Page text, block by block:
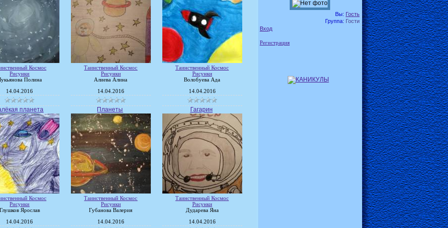
Космос
Рисунки
Полина
14.04.2016
Таинственный Космос
Рисунки
Алиева Алина
14.04.2016
Таинственный Космос
Рисунки
Волобуева Ада
14.04.2016
планета
Космос
Рисунки
Глушков Ярослав
14.04.2016
Планеты
Таинственный Космос
Рисунки
Губанова Валерия
14.04.2016
Гагарин
Таинственный Космос
Рисунки
Дударева Яна
14.04.2016
Вы: Гость
Группа: Гости
Вход
Регистрация